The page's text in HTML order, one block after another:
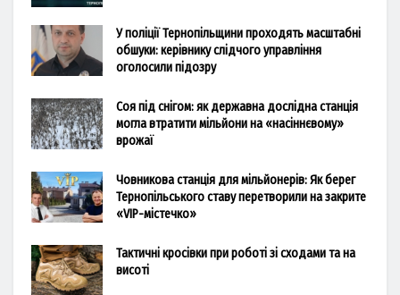
У поліції Тернопільщини проходять масштабні
обшуки: керівнику слідчого управління
оголосили підозру
Соя під снігом: як державна дослідна станція
могла втратити мільйони на «насіннєвому»
врожаї
Човникова станція для мільйонерів: Як берег
Тернопільського ставу перетворили на закрите
«VIP-містечко»
Тактичні кросівки при роботі зі сходами та на
висоті